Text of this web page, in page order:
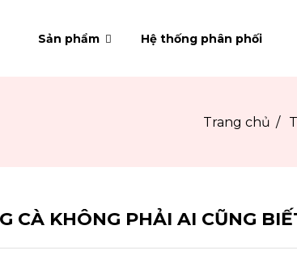
Sản phẩm Hệ thống phân phối
Trang chủ
CÀ KHÔNG PHẢI AI CŨNG